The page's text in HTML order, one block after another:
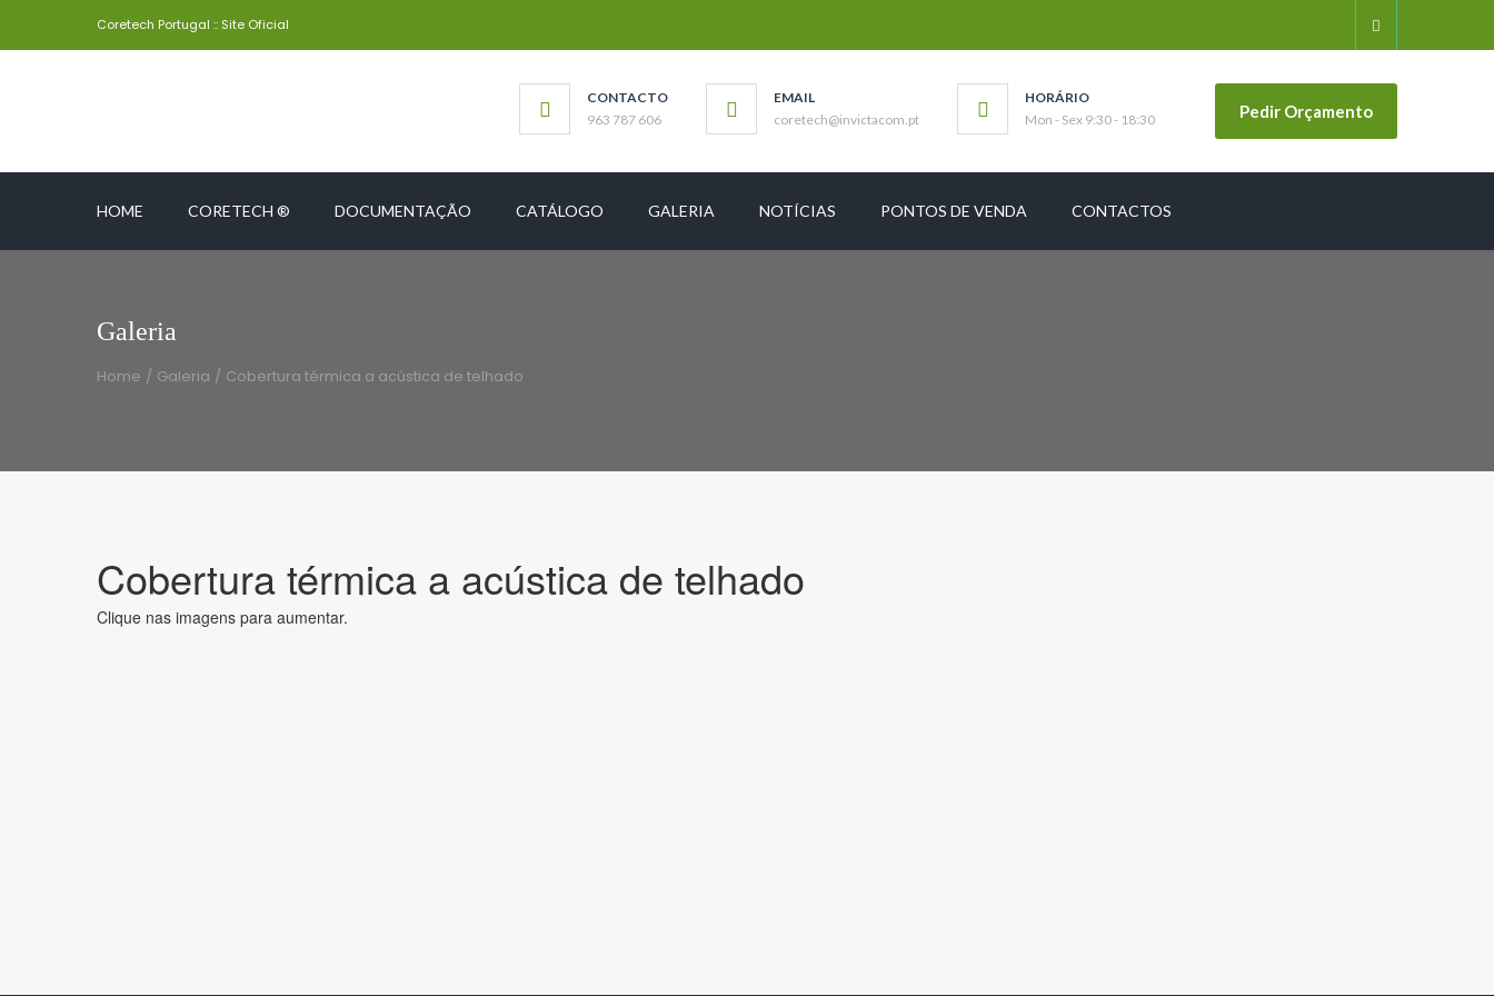
Coretech Portugal :: Site Oficial
CONTACTO
963 787 606
EMAIL
coretech@invictacom.pt
HORÁRIO
Mon - Sex 9:30 - 18:30
Pedir Orçamento
HOME CORETECH ® DOCUMENTAÇÃO CATÁLOGO GALERIA NOTÍCIAS PONTOS DE VENDA CONTACTOS
Galeria
Home / Galeria / Cobertura térmica a acústica de telhado
Cobertura térmica a acústica de telhado
Clique nas imagens para aumentar.